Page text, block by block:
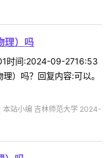
理）吗
时间:2024-09-2716:53
）吗？回复内容:可以。
本站小编 吉林师范大学 2024-